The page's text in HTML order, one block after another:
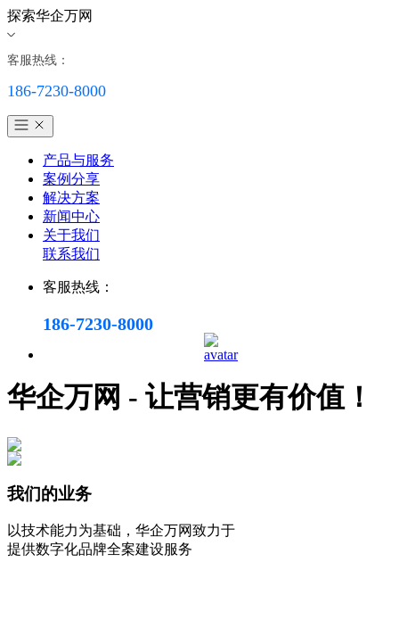
探索华企万网
客服热线：
186-7230-8000
产品与服务
案例分享
解决方案
新闻中心
关于我们
联系我们
客服热线：
186-7230-8000
华企万网 - 让营销更有价值！
我们的业务
以技术能力为基础，华企万网致力于
提供数字化品牌全案建设服务